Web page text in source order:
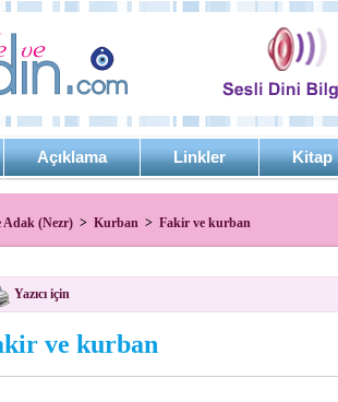
Açıklama Linkler Kitap
Adak (Nezr) > Kurban > Fakir ve kurban
Yazıcı için
ve kurban